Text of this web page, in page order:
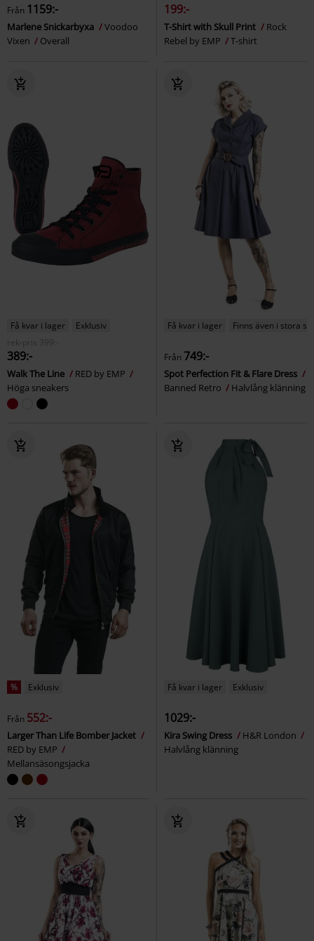
Från 1159:-
Marlene Snickarbyxa
Voodoo
Vixen
Overall
199:-
T-Shirt with Skull Print
Rock
Rebel by EMP
T-shirt
Få kvar i lager
Exklusiv
rek-pris
399:-
389:-
Walk The Line
RED by EMP
Höga sneakers
Få kvar i lager Finns även i stora
Från 749:-
Spot Perfection Fit & Flare Dress
Banned Retro
Halvlång klänning
% Exklusiv
Från 552:-
Larger Than Life Bomber Jacket
RED by EMP
Mellansäsongsjacka
Få kvar i lager Exklusiv
1029:-
Kira Swing Dress
H&R London
Halvlång klänning